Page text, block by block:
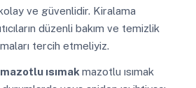
ve güvenlidir. Kiralama
düzenli bakım ve temizlik
tercih etmeliyiz.
mazotlu ısımakmazotlu ısımak